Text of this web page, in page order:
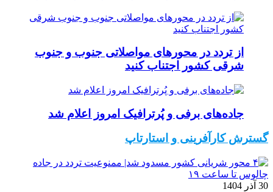
از تردد در محورهای مواصلاتی جنوب و جنوب
شرقی کشور اجتناب کنید
جاده‌های برفی و پُرترافیک امروز اعلام شد
گسترش کارآفرینی و استارتاپ
30 آذر 1404